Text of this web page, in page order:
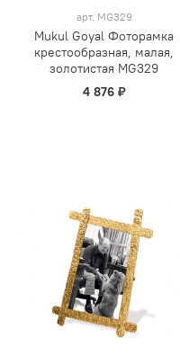
арт. MG329
Mukul Goyal Фоторамка
крестообразная, малая,
золотистая MG329
4 876 ₽